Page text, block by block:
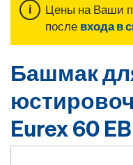
Цены на Ваши
после входа в
Башмак
Eurex 60 EB